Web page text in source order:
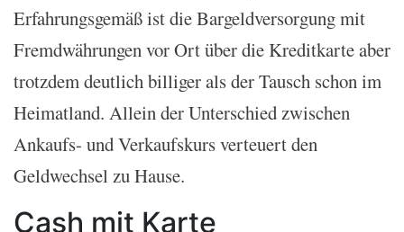
Erfahrungsgemäß ist die Bargeldversorgung mit
Fremdwährungen vor Ort über die Kreditkarte aber
trotzdem deutlich billiger als der Tausch schon im
Heimatland. Allein der Unterschied zwischen
Ankaufs- und Verkaufskurs verteuert den
Geldwechsel zu Hause.
Cash mit Karte